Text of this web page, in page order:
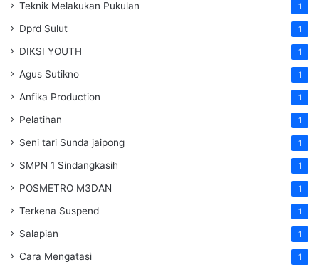
Teknik Melakukan Pukulan 1
Dprd Sulut 1
DIKSI YOUTH 1
Agus Sutikno 1
Anfika Production 1
Pelatihan 1
Seni tari Sunda jaipong 1
SMPN 1 Sindangkasih 1
POSMETRO M3DAN 1
Terkena Suspend 1
Salapian 1
Cara Mengatasi 1